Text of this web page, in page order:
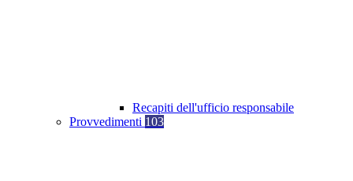
Recapiti dell'ufficio responsabile
Provvedimenti 103